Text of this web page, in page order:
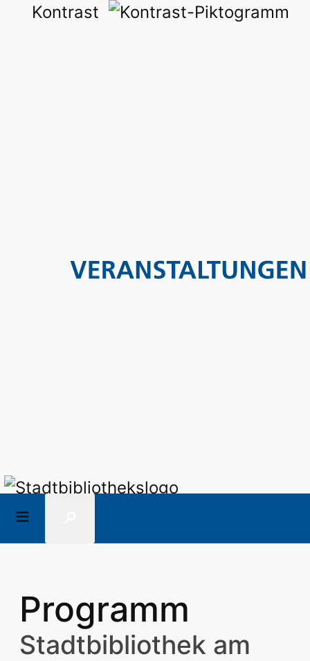
Kontrast
Programm
Stadtbibliothek am